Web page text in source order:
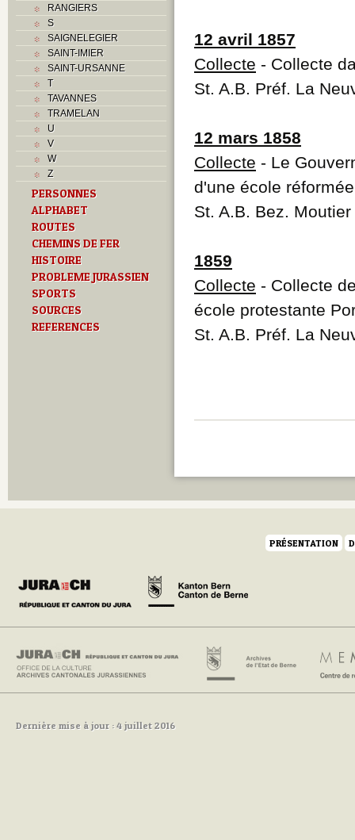
H
I
J
K
M
Monuments historiques
Paroisses
R
S
Sociétés locales
T
U
V
Z
RANGIERS
S
SAIGNELEGIER
SAINT-IMIER
SAINT-URSANNE
T
TAVANNES
TRAMELAN
U
V
W
Z
PERSONNES
ALPHABET
ROUTES
CHEMINS DE FER
HISTOIRE
PROBLEME JURASSIEN
SPORTS
SOURCES
REFERENCES
12 avril 1857
Collecte - Collecte
St. A.B. Préf. La
12 mars 1858
Collecte - Le
d'une école
St. A.B. Bez.
1859
Collecte - Collecte
école protestante
St. A.B. Préf. La
PRÉSENTATION
Dernière mise à jour : 4 juillet 2016